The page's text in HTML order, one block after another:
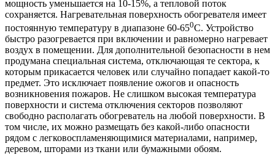
мощность уменьшается на 10-15%, а тепловой поток
сохраняется. Нагревательная поверхность обогревателя имеет
постоянную температуру в диапазоне 60-650С. Устройство
быстро разогревается при включении и равномерно нагревает
воздух в помещении. Для дополнительной безопасности в нем
продумана специальная система, отключающая те сектора, к
которым прикасается человек или случайно попадает какой-то
предмет. Это исключает появление ожогов и опасность
возникновения пожаров. Не слишком высокая температура
поверхности и система отключения секторов позволяют
свободно располагать обогреватель на любой поверхности. В
том числе, их можно размещать без какой-либо опасности
рядом с легковоспламеняющимися материалами, например,
деревом, шторами из ткани или бумажными обоям.